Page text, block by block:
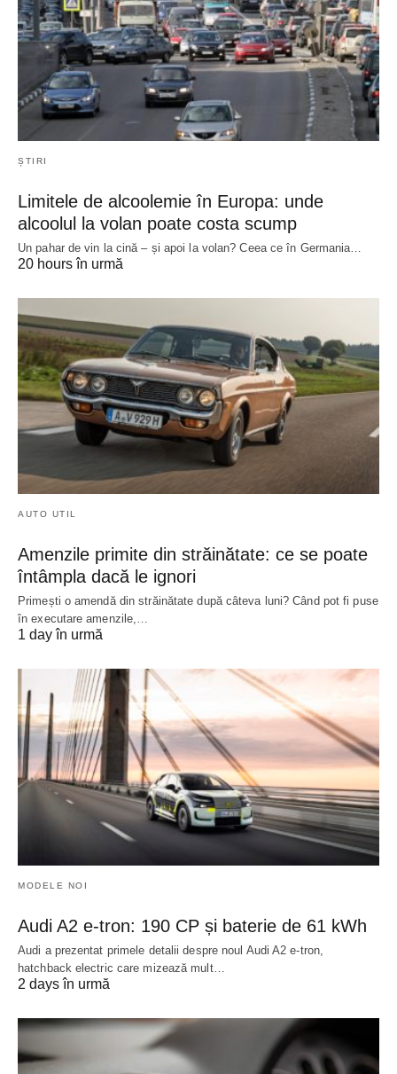
ȘTIRI
Limitele de alcoolemie în Europa: unde
alcoolul la volan poate costa scump
Un pahar de vin la cină – și apoi la volan? Ceea ce în Germania…
20 hours în urmă
AUTO UTIL
Amenzile primite din străinătate: ce se poate
întâmpla dacă le ignori
Primești o amendă din străinătate după câteva luni? Când pot fi puse
în executare amenzile,…
1 day în urmă
MODELE NOI
Audi A2 e-tron: 190 CP și baterie de 61 kWh
Audi a prezentat primele detalii despre noul Audi A2 e-tron,
hatchback electric care mizează mult…
2 days în urmă